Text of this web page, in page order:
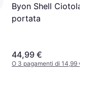
Byon Shell Ciotola da
portata
44,99 €
O 3 pagamenti di 14,99 €